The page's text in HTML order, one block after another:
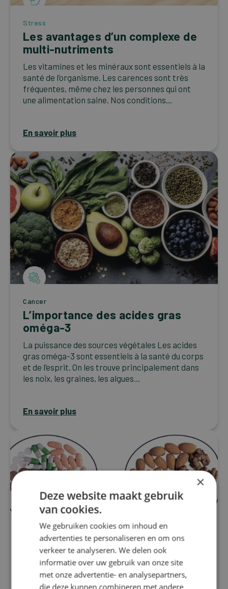
Stress
Les avantages d’un complexe de
multi-nutriments
Les vitamines et les minéraux sont essentiels à la
santé de l’organisme. Les carences sont très
fréquentes, même chez les personnes qui ont
une alimentation saine. Nos conditions...
En savoir plus
Cancer
L’importance des acides gras
oméga-3
La puissance des sources végétales Les acides
gras oméga-3 sont essentiels à la santé du corps
et de l’esprit. On les trouve principalement dans
les noix, les graines, les algues...
En savoir plus
Migraine
×
Deze website maakt gebruik
van cookies.
We gebruiken cookies om inhoud en
advertenties te personaliseren en om ons
verkeer te analyseren. We delen ook
informatie over uw gebruik van onze site
met onze advertentie- en analysepartners,
die deze kunnen combineren met andere